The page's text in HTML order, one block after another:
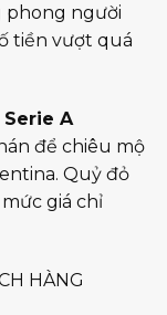
phong người
tiền vượt quá
A
để chiêu mộ
Quỷ đỏ
mức giá chỉ
HÀNG